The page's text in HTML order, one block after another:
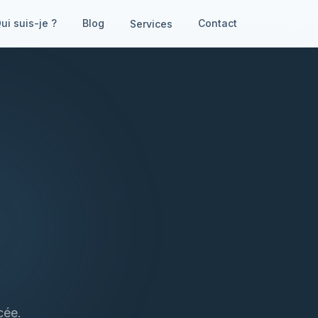
suis-je ? Blog Services Contact